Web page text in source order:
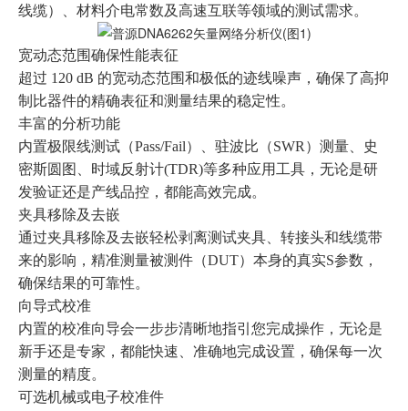
线缆）、材料介电常数及高速互联等领域的测试需求。
宽动态范围确保性能表征
超过 120 dB 的宽动态范围和极低的迹线噪声，确保了高抑
制比器件的精确表征和测量结果的稳定性。
丰富的分析功能
内置极限线测试（Pass/Fail）、驻波比（SWR）测量、史
密斯圆图、时域反射计(TDR)等多种应用工具，无论是研
发验证还是产线品控，都能高效完成。
夹具移除及去嵌
通过夹具移除及去嵌轻松剥离测试夹具、转接头和线缆带
来的影响，精准测量被测件（DUT）本身的真实S参数，
确保结果的可靠性。
向导式校准
内置的校准向导会一步步清晰地指引您完成操作，无论是
新手还是专家，都能快速、准确地完成设置，确保每一次
测量的精度。
可选机械或电子校准件